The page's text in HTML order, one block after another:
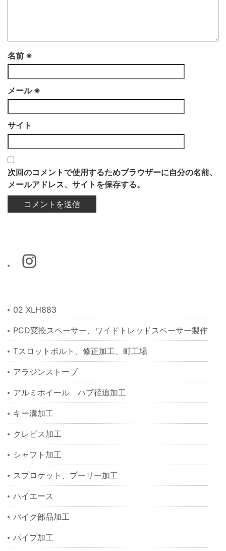
名前 ※
メール ※
サイト
次回のコメントで使用するためブラウザーに自分の名前、
メールアドレス、サイトを保存する。
02 XLH883
PCD変換スペーサー、ワイドトレッドスペーサー製作
Tスロットボルト、修正加工、町工場
アラジンストーブ
アルミホイール ハブ径追加工
キー溝加工
クレビス加工
シャフト加工
スプロケット、プーリー加工
ハイエース
バイク部品加工
パイプ加工